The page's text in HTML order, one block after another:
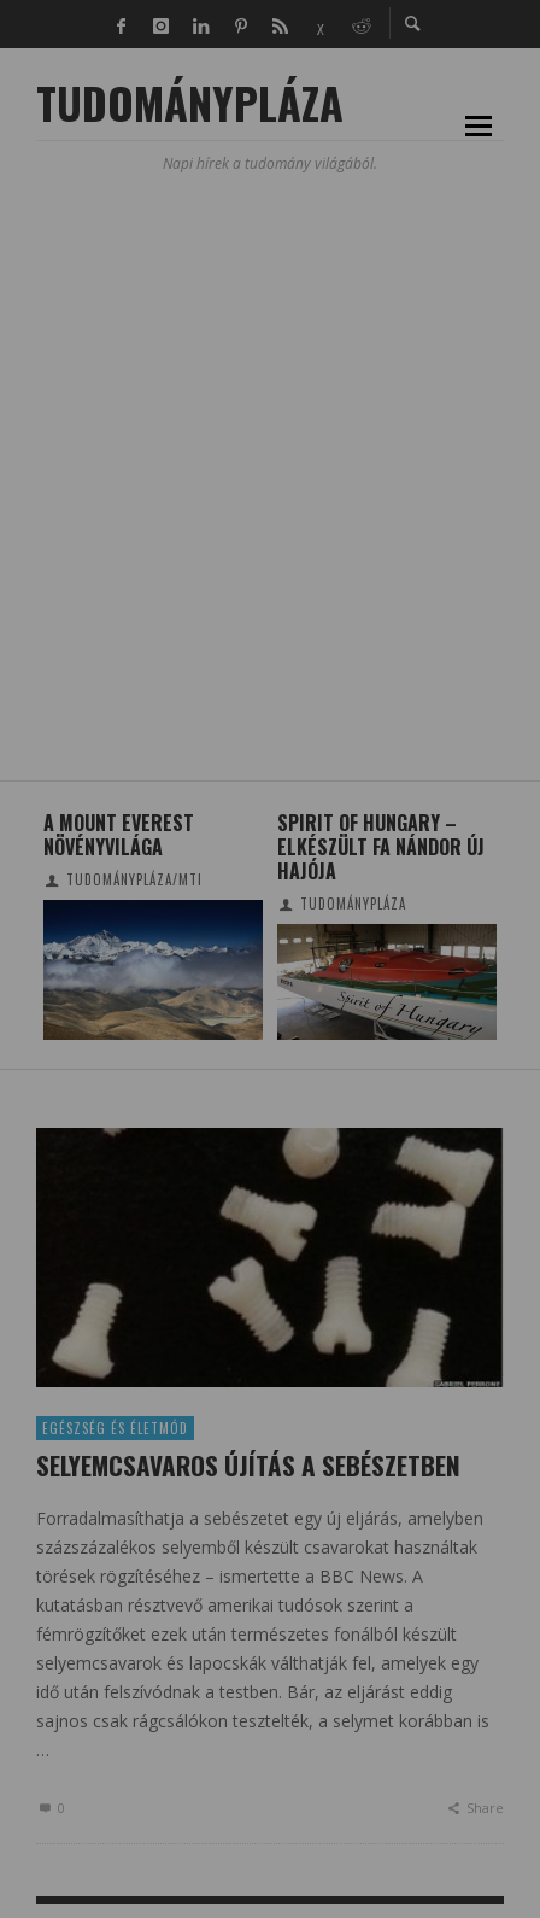
TUDOMÁNYPLÁZA
Napi hírek a tudomány világából.
A MOUNT EVEREST
NÖVÉNYVILÁGA
TUDOMÁNYPLÁZA/MTI
SPIRIT OF HUNGARY –
ELKÉSZÜLT FA NÁNDOR ÚJ
HAJÓJA
TUDOMÁNYPLÁZA
EGÉSZSÉG ÉS ÉLETMÓD
SELYEMCSAVAROS ÚJÍTÁS A SEBÉSZETBEN
Forradalmasíthatja a sebészetet egy új eljárás, amelyben
százszázalékos selyemből készült csavarokat használtak
törések rögzítéséhez – ismertette a BBC News. A
kutatásban résztvevő amerikai tudósok szerint a
fémrögzítőket ezek után természetes fonálból készült
selyemcsavarok és lapocskák válthatják fel, amelyek egy
idő után felszívódnak a testben. Bár, az eljárást eddig
sajnos csak rágcsálókon tesztelték, a selymet korábban is
…
0 Share